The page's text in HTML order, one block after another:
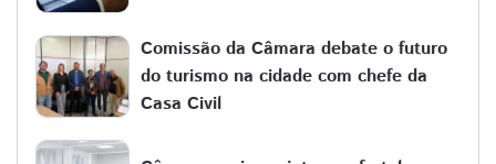
Comissão da Câmara debate o futuro
do turismo na cidade com chefe da
Casa Civil